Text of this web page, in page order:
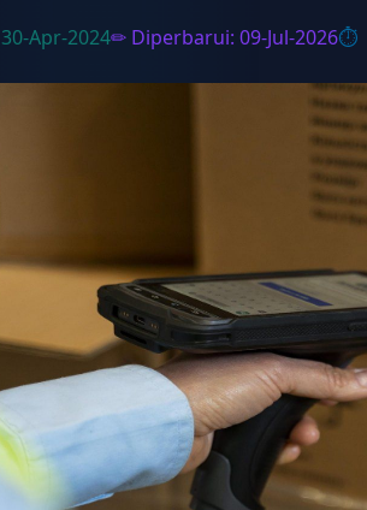
30-Apr-2024✏ Diperbarui: 09-Jul-2026⏱